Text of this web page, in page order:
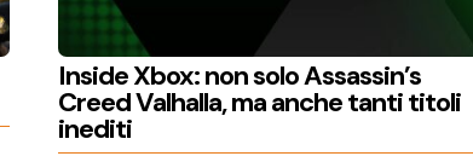
Inside Xbox: non solo Assassin’s
Creed Valhalla, ma anche tanti titoli
inediti